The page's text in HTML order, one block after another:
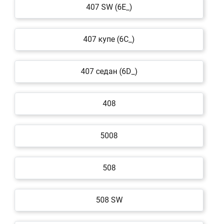
407 SW (6E_)
407 купе (6C_)
407 седан (6D_)
408
5008
508
508 SW